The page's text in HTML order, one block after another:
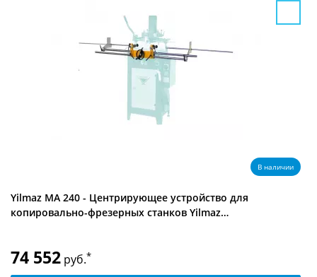
В наличии
Yilmaz MA 240 - Центрирующее устройство для
копировально-фрезерных станков Yilmaz…
74 552 руб.*